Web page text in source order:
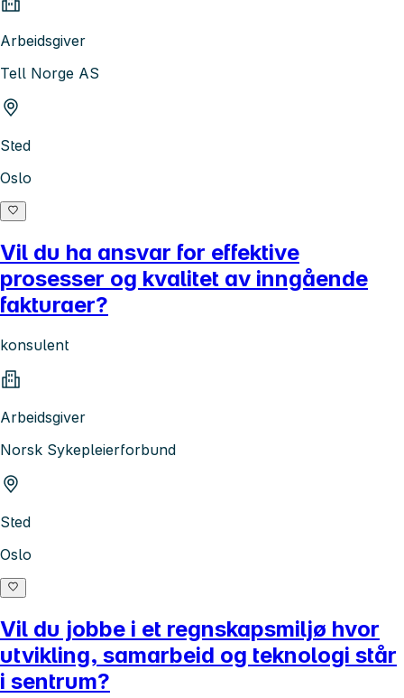
Arbeidsgiver
Tell Norge AS
Sted
Oslo
Vil du ha ansvar for effektive
prosesser og kvalitet av inngående
fakturaer?
konsulent
Arbeidsgiver
Norsk Sykepleierforbund
Sted
Oslo
Vil du jobbe i et regnskapsmiljø hvor
utvikling, samarbeid og teknologi står
i sentrum?